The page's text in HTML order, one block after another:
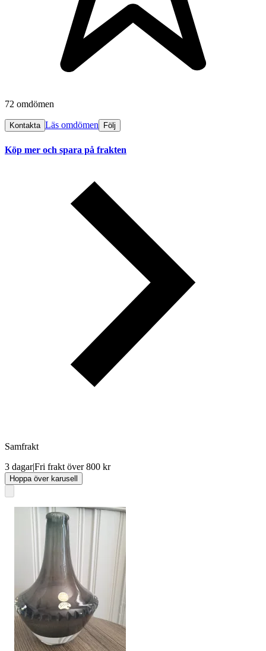
72 omdömen
Kontakta Läs omdömen Följ
Köp mer och spara på frakten
Samfrakt
3 dagar|Fri frakt över 800 kr
Hoppa över karusell